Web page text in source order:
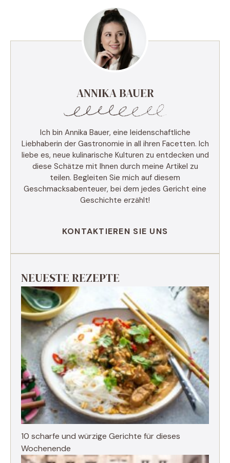
ANNIKA BAUER
Ich bin Annika Bauer, eine leidenschaftliche
Liebhaberin der Gastronomie in all ihren Facetten. Ich
liebe es, neue kulinarische Kulturen zu entdecken und
diese Schätze mit Ihnen durch meine Artikel zu
teilen. Begleiten Sie mich auf diesem
Geschmacksabenteuer, bei dem jedes Gericht eine
Geschichte erzählt!
KONTAKTIEREN SIE UNS
NEUESTE REZEPTE
10 scharfe und würzige Gerichte für dieses
Wochenende